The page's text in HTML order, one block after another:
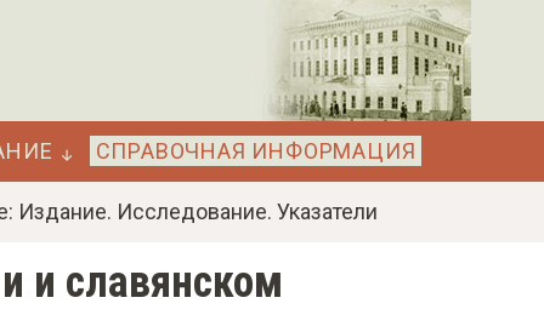
СПРАВОЧНАЯ ИНФОРМАЦИЯ
Издание. Исследование. Указатели
и славянском